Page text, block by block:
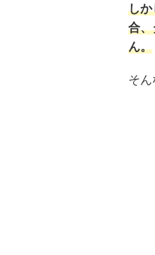
しか
合、
ん。
そ